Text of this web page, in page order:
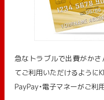
急なトラブルで出費がか
てご利用いただけるように
PayPay・電子マネーがご利